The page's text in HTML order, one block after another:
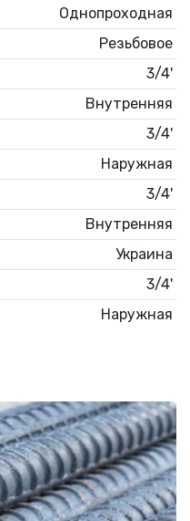
Однопроходная
Резьбовое
3/4'
Внутренняя
3/4'
Наружная
3/4'
Внутренняя
Украина
3/4'
Наружная